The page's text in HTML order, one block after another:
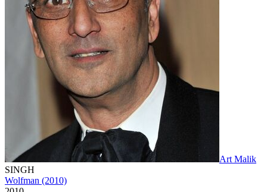
Art Malik
SINGH
Wolfman (2010)